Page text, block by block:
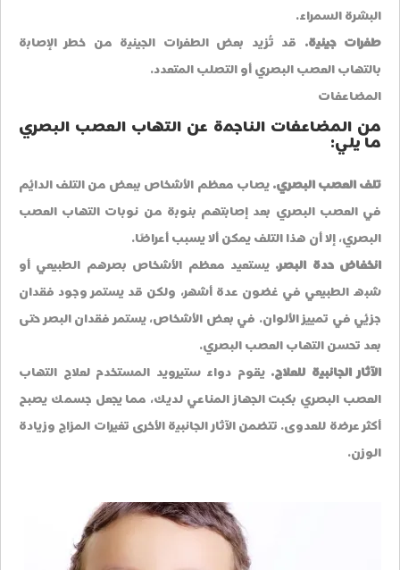
البشرة السمراء.
طفرات جينية.قد تُزيد بعض الطفرات الجينية من خطر الإصابة
بالتهاب العصب البصري أو التصلب المتعدد.
المضاعفات
من المضاعفات الناجمة عن التهاب العصب البصري
ما يلي:
تلف العصب البصري.يصاب معظم الأشخاص ببعض من التلف الدائم
في العصب البصري بعد إصابتهم بنوبة من نوبات التهاب العصب
البصري، إلا أن هذا التلف يمكن ألا يسبب أعراضًا.
انخفاض حدة البصر.يستعيد معظم الأشخاص بصرهم الطبيعي أو
شبه الطبيعي في غضون عدة أشهر، ولكن قد يستمر وجود فقدان
جزئي في تمييز الألوان. في بعض الأشخاص، يستمر فقدان البصر حتى
بعد تحسن التهاب العصب البصري.
الآثار الجانبية للعلاج.يقوم دواء ستيرويد المستخدم لعلاج التهاب
العصب البصري بكبت الجهاز المناعي لديك، مما يجعل جسمك يصبح
أكثر عرضة للعدوى. تتضمن الآثار الجانبية الأخرى تغيرات المزاج وزيادة
الوزن.